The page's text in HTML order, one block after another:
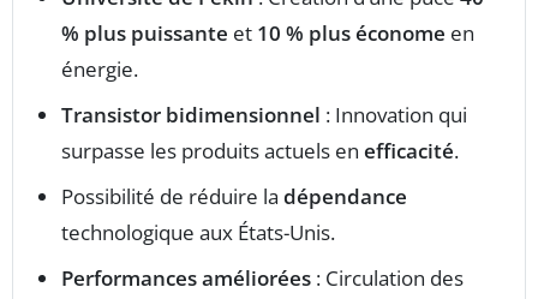
% plus puissante et 10 % plus économe en
énergie.
Transistor bidimensionnel : Innovation qui
surpasse les produits actuels en efficacité.
Possibilité de réduire la dépendance
technologique aux États-Unis.
Performances améliorées : Circulation des